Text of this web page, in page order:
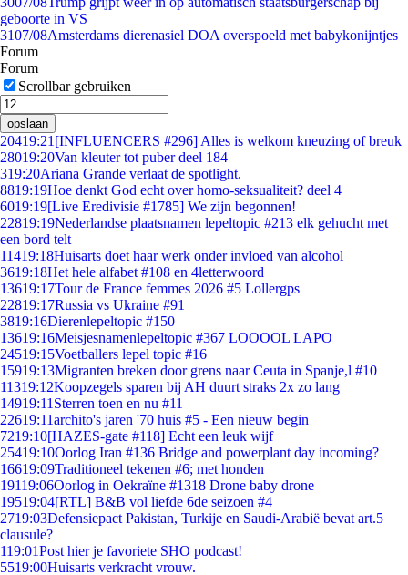
geboorte in VS
3107/08Amsterdams dierenasiel DOA overspoeld met babykonijntjes
Forum
Forum
Scrollbar gebruiken
opslaan
20419:21 [INFLUENCERS #296] Alles is welkom kneuzing of breuk
28019:20Van kleuter tot puber deel 184
319:20Ariana Grande verlaat de spotlight.
8819:19Hoe denkt God echt over homo-seksualiteit? deel 4
6019:19[Live Eredivisie #1785] We zijn begonnen!
22819:19Nederlandse plaatsnamen lepeltopic #213 elk gehucht met
een bord telt
11419:18Huisarts doet haar werk onder invloed van alcohol
3619:18Het hele alfabet #108 en 4letterwoord
13619:17Tour de France femmes 2026 #5 Lollergps
22819:17Russia vs Ukraine #91
3819:16Dierenlepeltopic #150
13619:16Meisjesnamenlepeltopic #367 LOOOOL LAPO
24519:15Voetballers lepel topic #16
15919:13Migranten breken door grens naar Ceuta in Spanje,l #10
11319:12Koopzegels sparen bij AH duurt straks 2x zo lang
14919:11 Sterren toen en nu #11
22619:11archito's jaren '70 huis #5 - Een nieuw begin
7219:10[HAZES-gate #118] Echt een leuk wijf
25419:10Oorlog Iran #136 Bridge and powerplant day incoming?
16619:09Traditioneel tekenen #6; met honden
19119:06Oorlog in Oekraïne #1318 Drone baby drone
19519:04[RTL] B&B vol liefde 6de seizoen #4
2719:03Defensiepact Pakistan, Turkije en Saudi-Arabië bevat art.5
clausule?
119:01Post hier je favoriete SHO podcast!
5519:00Huisarts verkracht vrouw.